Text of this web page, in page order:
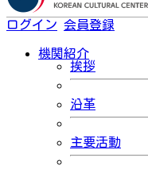
ログイン 会員登録
機関紹介
挨拶
沿革
主要活動